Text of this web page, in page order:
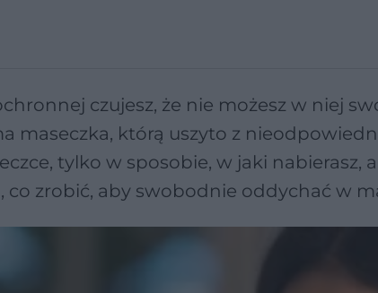
czujesz, że nie możesz w niej
maseczka, którą uszyto z
tylko w sposobie, w jaki nabierasz,
co zrobić, aby swobodnie oddychać w